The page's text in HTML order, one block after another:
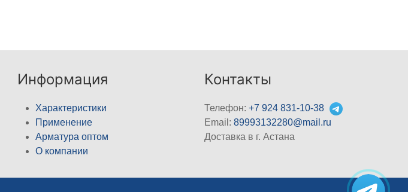
Информация
Характеристики
Применение
Арматура оптом
О компании
Контакты
Телефон:+7 924 831-10-38
Email:89993132280@mail.ru
Доставка в г. Астана